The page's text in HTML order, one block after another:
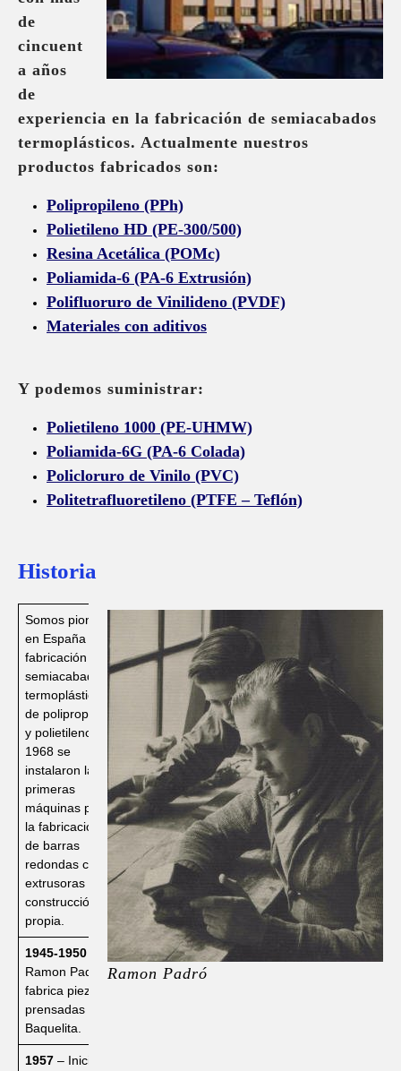
de
cincuent
a años
de
experiencia en la fabricación de semiacabados
termoplásticos. Actualmente nuestros
productos fabricados son:
Polipropileno (PPh)
Polietileno HD (PE-300/500)
Resina Acetálica (POMc)
Poliamida-6 (PA-6 Extrusión)
Polifluoruro de Vinilideno (PVDF)
Materiales con aditivos
Y podemos suministrar:
Polietileno 1000 (PE-UHMW)
Poliamida-6G (PA-6 Colada)
Policloruro de Vinilo (PVC)
Politetrafluoretileno (PTFE – Teflón)
Historia
Ramon Padró
Somos pioneros
en España en la
fabricación de
semiacabados
termoplásticos
de polipropileno
y polietileno. En
1968 se
instalaron las
primeras
máquinas para
la fabricación
de barras
redondas con
extrusoras de
construcción
propia.
1945-1950
Ramon Padró
fabrica piezas
prensadas de
Baquelita.
1957 – Inicio de